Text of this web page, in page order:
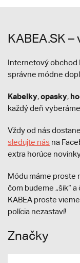
KABEA.SK
Internetový obchod
správne módne
Kabelky,opasky,
každý deň
Vždy od nás
sledujte nás na
extra horúce
Módu máme proste
čom budeme „šik“
KABEA proste
polícia nezastaví!
Značky